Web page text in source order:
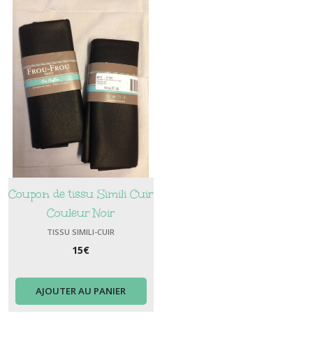
Coupon de tissu Simili Cuir
Couleur Noir
TISSU SIMILI-CUIR
15€
AJOUTER AU PANIER